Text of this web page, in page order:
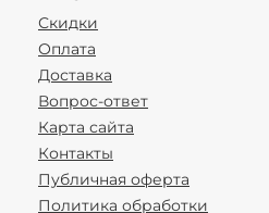
Скидки
Оплата
Доставка
Вопрос-ответ
Карта сайта
Контакты
Публичная оферта
Политика обработки